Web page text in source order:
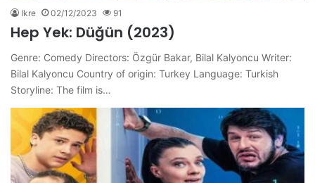
Ikre 02/12/2023 91
Hep Yek: Düğün (2023)
Genre: Comedy Directors: Özgür Bakar, Bilal Kalyoncu Writer:
Bilal Kalyoncu Country of origin: Turkey Language: Turkish
Storyline: The film is…